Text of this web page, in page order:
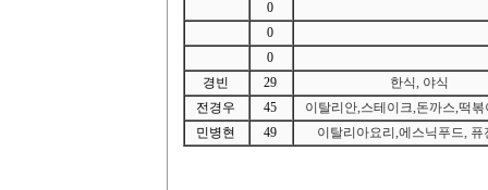
0
0
0
경빈
29
한식, 야식
전경우
45
이탈리안,스테이크,돈까스,떡볶
민병현
49 이탈리아요리,에스닉푸드, 퓨